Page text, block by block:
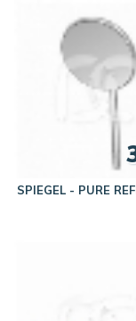
SPIEGEL - PURE